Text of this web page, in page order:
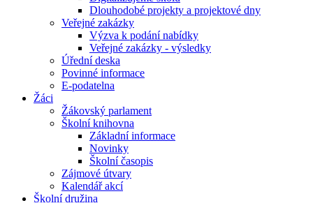
Dlouhodobé projekty a projektové dny
Veřejné zakázky
Výzva k podání nabídky
Veřejné zakázky - výsledky
Úřední deska
Povinné informace
E-podatelna
Žáci
Žákovský parlament
Školní knihovna
Základní informace
Novinky
Školní časopis
Zájmové útvary
Kalendář akcí
Školní družina